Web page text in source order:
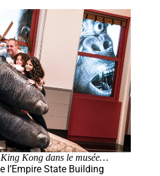
King Kong dans le musée…
l’Empire State Building